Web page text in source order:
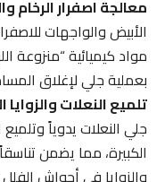
معالجة اصفرار الرخام
الأبيض والواجهات
مواد كيميائية “منزوعة
بعملية جلي لإغلاق
تلميع النعلات والزوايا
جلي النعلات يدوياً وتلميع
الكبيرة، مما يضمن تناسقاً